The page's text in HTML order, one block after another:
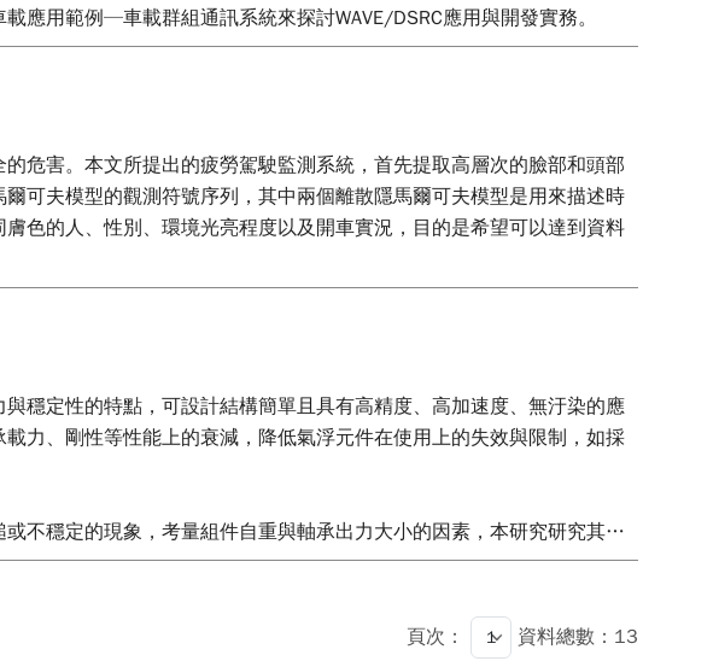
應用範例─車載群組通訊系統來探討WAVE/DSRC應用與開發實務。
危害。本文所提出的疲勞駕駛監測系統，首先提取高層次的臉部和頭部
可夫模型的觀測符號序列，其中兩個離散隱馬爾可夫模型是用來描述時
色的人、性別、環境光亮程度以及開車實況，目的是希望可以達到資料
穩定性的特點，可設計結構簡單且具有高精度、高加速度、無汙染的應
力、剛性等性能上的衰減，降低氣浮元件在使用上的失效與限制，如採
不穩定的現象，考量組件自重與軸承出力大小的因素，本研究研究其靜
頁次： 資料總數：13